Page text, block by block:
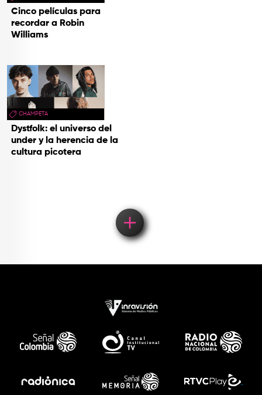
Cinco películas para
recordar a Robin
Williams
CHAMPETA
Dystfolk: el universo del
under y la herencia de la
cultura picotera